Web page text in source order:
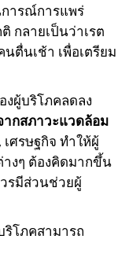
ารณ์การแพร่
กลายเป็นว่าเรต
ตื่นเช้า เพื่อเตรียม
งผู้บริโภคลดลง
กสภาวะแวดล้อม
เศรษฐกิจ ทำให้ผู้
งๆ ต้องคิดมากขึ้น
รมีส่วนช่วยผู้
ริโภคสามารถ